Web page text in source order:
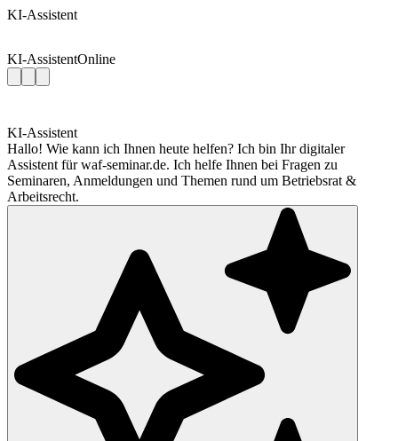
KI-Assistent
KI-AssistentOnline
KI-Assistent
Hallo! Wie kann ich Ihnen heute helfen? Ich bin Ihr digitaler
Assistent für waf-seminar.de. Ich helfe Ihnen bei Fragen zu
Seminaren, Anmeldungen und Themen rund um Betriebsrat &
Arbeitsrecht.